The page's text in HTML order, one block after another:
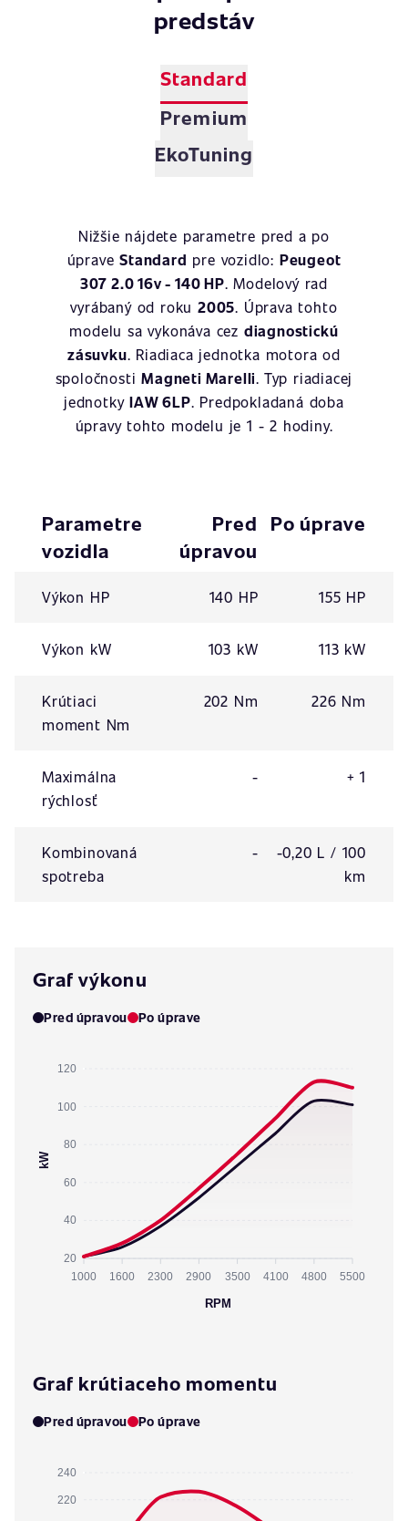
predstáv
Standard
Premium
EkoTuning
Nižšie nájdete parametre pred a po
úpraveStandard pre vozidlo: Peugeot
307 2.0 16v - 140 HP. Modelový rad
vyrábaný od roku2005. Úprava tohto
modelu sa vykonáva cez diagnostickú
zásuvku. Riadiaca jednotka motora od
spoločnostiMagneti Marelli. Typ riadiacej
jednotkyIAW 6LP. Predpokladaná doba
úpravy tohto modelu je 1 - 2 hodiny.
Parametre
vozidla
Pred
úpravou
Po úprave
Výkon HP 140 HP 155 HP
Výkon kW 103 kW 113 kW
Krútiaci
moment Nm
202 Nm 226 Nm
Maximálna
rýchlosť
- + 1
Kombinovaná
spotreba
-
-0,20 L / 100
km
Graf výkonu
Pred úpravou Po úprave
120
100
80
60
40
20
kW
1000 1600 2300 2900 3500 4100 4800 5500
RPM
Graf krútiaceho momentu
Pred úpravou Po úprave
240
220